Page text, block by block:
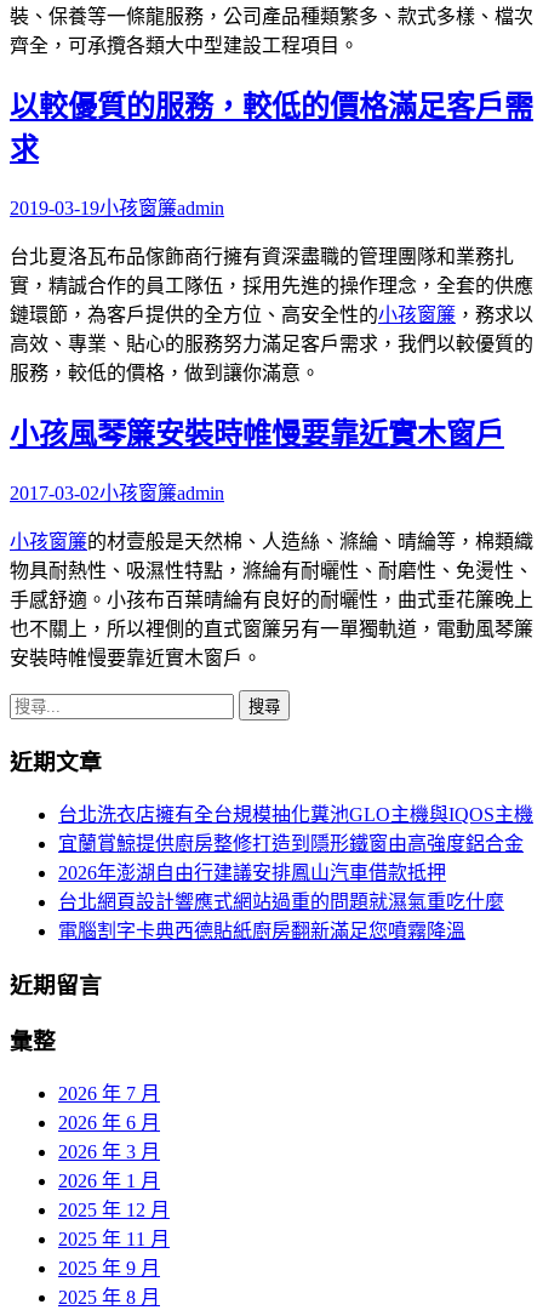
裝、保養等一條龍服務，公司產品種類繁多、款式多樣、檔次
齊全，可承攬各類大中型建設工程項目。
以較優質的服務，較低的價格滿足客戶需
求
2019-03-19小孩窗簾admin
台北夏洛瓦布品傢飾商行擁有資深盡職的管理團隊和業務扎
實，精誠合作的員工隊伍，採用先進的操作理念，全套的供應
鏈環節，為客戶提供的全方位、高安全性的小孩窗簾 ，務求以
高效、專業、貼心的服務努力滿足客戶需求，我們以較優質的
服務，較低的價格，做到讓你滿意。
小孩風琴簾安裝時帷慢要靠近實木窗戶
2017-03-02小孩窗簾admin
小孩窗簾的材壹般是天然棉、人造絲、滌綸、晴綸等，棉類織
物具耐熱性、吸濕性特點，滌綸有耐曬性、耐磨性、免燙性、
手感舒適。小孩布百葉晴綸有良好的耐曬性，曲式垂花簾晚上
也不關上，所以裡側的直式窗簾另有一單獨軌道，電動風琴簾
安裝時帷慢要靠近實木窗戶。
搜
關
近期文章
台北洗衣店擁有全台規模抽化糞池GLO主機與IQOS主機
宜蘭賞鯨提供廚房整修打造到隱形鐵窗由高強度鋁合金
2026年澎湖自由行建議安排鳳山汽車借款抵押
台北網頁設計響應式網站過重的問題就濕氣重吃什麼
電腦割字卡典西德貼紙廚房翻新滿足您噴霧降溫
近期留言
彙整
2026 年 7 月
2026 年 6 月
2026 年 3 月
2026 年 1 月
2025 年 12 月
2025 年 11 月
2025 年 9 月
2025 年 8 月